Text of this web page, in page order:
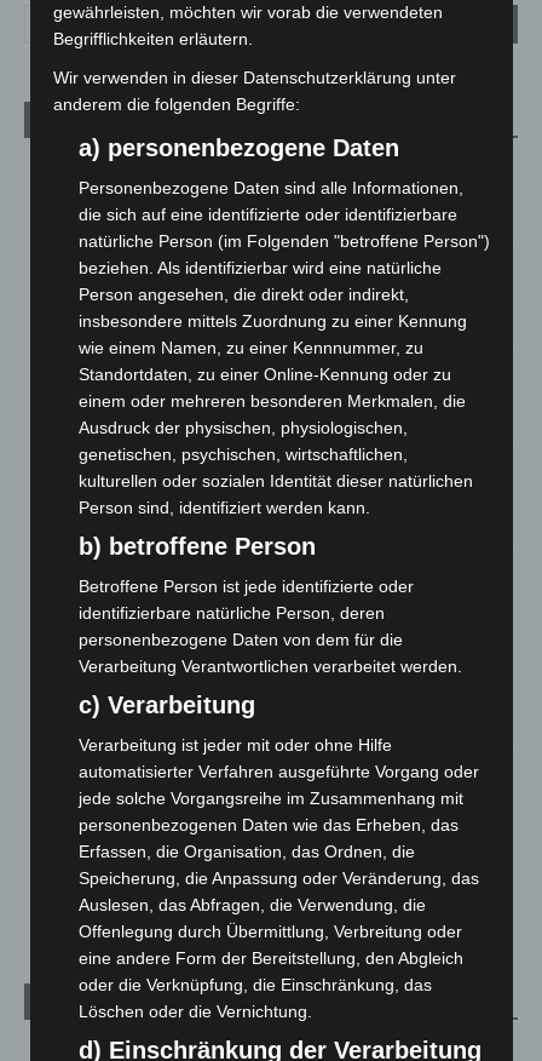
Kunst trifft Weingenuss: Barbara-Susann Mehring zeigt ihre
Werke im Jacques’ Wein-Depot Isernhagen
8. August 2026
A2: Zweite Turbobaustelle startet zwischen Hannover-West
und Bothfeld
8. August 2026
Niedersachsen: Feuerwehrkräfte kehren nach
Waldbrandeinsatz aus Spanien zurück
7. August 2026
Hannover: Erste Tigermücken-Population in Niedersachsen
entdeckt
eingedämmt
6. August 2026
Region Hannover: 21 neue Notfallsanitäter starten beim
Roten Kreuz
5. August 2026
Mann läuft mit Hockeyschläger über A7 – Polizei sucht
Zeugen
5. August 2026
Celle: Mensch stirbt bei Bagger-Unfall auf Baustelle
5. August 2026
Kategorien
Blaulicht 2.799
gewährleisten, möchten wir vorab die verwendeten
Begrifflichkeiten erläutern.
Wir verwenden in dieser Datenschutzerklärung unter
anderem die folgenden Begriffe:
a) personenbezogene Daten
Personenbezogene Daten sind alle Informationen,
die sich auf eine identifizierte oder identifizierbare
natürliche Person (im Folgenden "betroffene Person")
beziehen. Als identifizierbar wird eine natürliche
Person angesehen, die direkt oder indirekt,
insbesondere mittels Zuordnung zu einer Kennung
wie einem Namen, zu einer Kennnummer, zu
Standortdaten, zu einer Online-Kennung oder zu
einem oder mehreren besonderen Merkmalen, die
Ausdruck der physischen, physiologischen,
genetischen, psychischen, wirtschaftlichen,
kulturellen oder sozialen Identität dieser natürlichen
Person sind, identifiziert werden kann.
b) betroffene Person
Betroffene Person ist jede identifizierte oder
identifizierbare natürliche Person, deren
personenbezogene Daten von dem für die
Verarbeitung Verantwortlichen verarbeitet werden.
c) Verarbeitung
Verarbeitung ist jeder mit oder ohne Hilfe
automatisierter Verfahren ausgeführte Vorgang oder
jede solche Vorgangsreihe im Zusammenhang mit
personenbezogenen Daten wie das Erheben, das
Erfassen, die Organisation, das Ordnen, die
Speicherung, die Anpassung oder Veränderung, das
Auslesen, das Abfragen, die Verwendung, die
Offenlegung durch Übermittlung, Verbreitung oder
eine andere Form der Bereitstellung, den Abgleich
oder die Verknüpfung, die Einschränkung, das
Löschen oder die Vernichtung.
d) Einschränkung der Verarbeitung